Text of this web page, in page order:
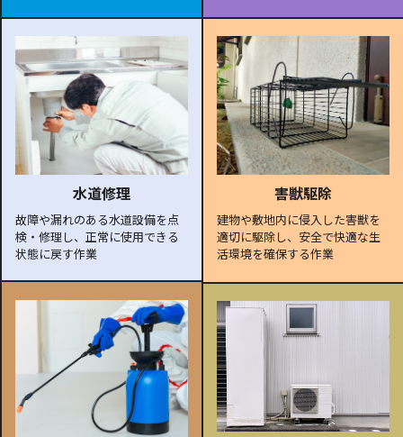
水道修理
故障や漏れのある水道設備を点
検・修理し、正常に使用できる
状態に戻す作業
害獣駆除
建物や敷地内に侵入した害獣を
適切に駆除し、安全で快適な生
活環境を確保する作業